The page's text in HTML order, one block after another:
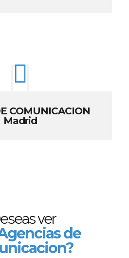
COMUNICACION
Madrid
ver
de